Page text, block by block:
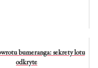
bumeranga: sekrety lotu
odkryte